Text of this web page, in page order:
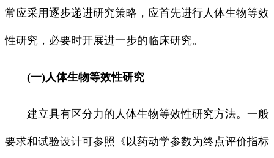
常应采用逐步递进研究策略，应首先进行人体生物等效
性研究，必要时开展进一步的临床研究。
(一)人体生物等效性研究
建立具有区分力的人体生物等效性研究方法。一般
要求和试验设计可参照《以药动学参数为终点评价指标